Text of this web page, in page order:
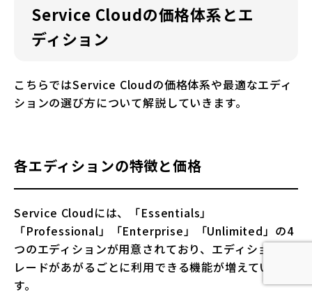
Service Cloudの価格体系とエ
ディション
こちらではService Cloudの価格体系や最適なエディ
ションの選び方について解説していきます。
各エディションの特徴と価格
Service Cloudには、「Essentials」
「Professional」「Enterprise」「Unlimited」の4
つのエディションが用意されており、エディショング
レードがあがるごとに利用できる機能が増えていきま
す。